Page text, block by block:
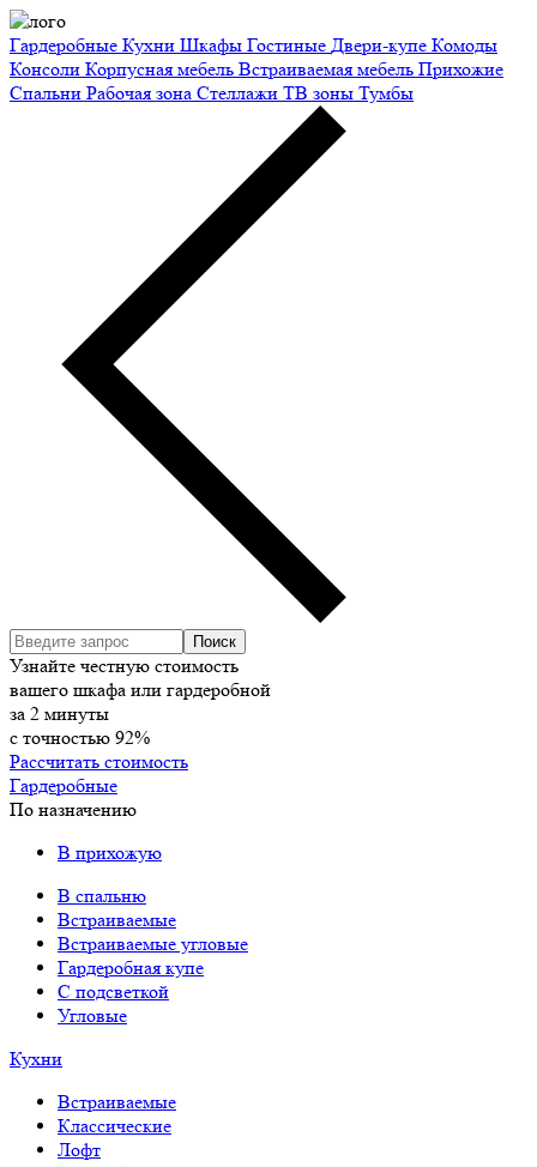
Гардеробные Кухни Шкафы Гостиные Двери-купе Комоды
Консоли Корпусная мебель Встраиваемая мебель Прихожие
Спальни Рабочая зона Стеллажи ТВ зоны Тумбы
Узнайте честную стоимость
вашего шкафа или гардеробной
за 2 минуты
с точностью 92%
Рассчитать стоимость
Гардеробные
По назначению
В прихожую
В спальню
Встраиваемые
Встраиваемые угловые
Гардеробная купе
С подсветкой
Угловые
Кухни
Встраиваемые
Классические
Лофт